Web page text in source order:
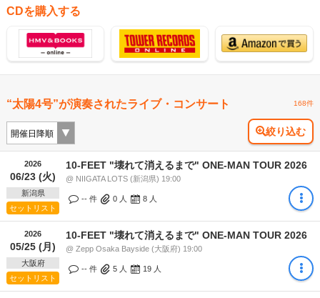
CDを購入する
“太陽4号”が演奏されたライブ・コンサート 168件
絞り込む
2026
06/23 (火)
新潟県
セットリスト
10-FEET "壊れて消えるまで" ONE-MAN TOUR 2026
@ NIIGATA LOTS (新潟県) 19:00
-- 件 0 人 8 人
2026
05/25 (月)
大阪府
セットリスト
10-FEET "壊れて消えるまで" ONE-MAN TOUR 2026
@ Zepp Osaka Bayside (大阪府) 19:00
-- 件 5 人 19 人